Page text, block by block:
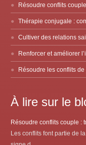
Cultiver des relations
Renforcer et améliorer
À lire sur le
Résoudre conflits couple :
Les conflits font partie de